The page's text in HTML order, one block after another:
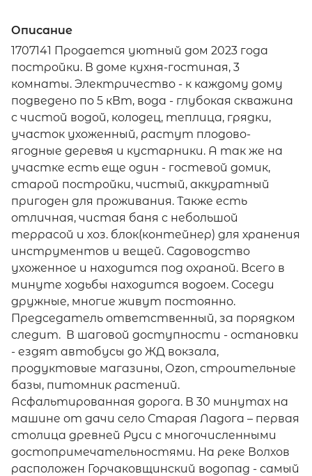
Описание
1707141 Продается уютный дом 2023 года
постройки. В доме кухня-гостиная, 3
комнаты. Электричество - к каждому дому
подведено по 5 кВт, вода - глубокая скважина
с чистой водой, колодец, теплица, грядки,
участок ухоженный, растут плодово-
ягодные деревья и кустарники. А так же на
участке есть еще один - гостевой домик,
старой постройки, чистый, аккуратный
пригоден для проживания. Также есть
отличная, чистая баня с небольшой
террасой и хоз. блок(контейнер) для хранения
инструментов и вещей. Садоводство
ухоженное и находится под охраной. Всего в
минуте ходьбы находится водоем. Соседи
дружные, многие живут постоянно.
Председатель ответственный, за порядком
следит. В шаговой доступности - остановки
- ездят автобусы до ЖД вокзала,
продуктовые магазины, Оzоn, строительные
базы, питомник растений.
Асфальтированная дорога. В 30 минутах на
машине от дачи село Старая Ладога – первая
столица древней Руси с многочисленными
достопримечательностями. На реке Волхов
расположен Горчаковщинский водопад - самый